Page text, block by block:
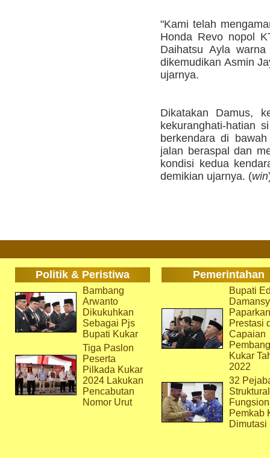
"Kami telah
Honda Revo nopol
Daihatsu Ayla
dikemudikan Asmin
ujarnya.
Dikatakan Damus,
kekuranghati-hatian
berkendara di
jalan beraspal dan
kondisi kedua
demikian ujarnya. (win
Politik & Peristiwa Pemerintahan
Bambang
Arwanto
Dikukuhkan
Sebagai Pjs
Bupati Kukar
Tiga Paslon
Peserta
Pilkada Kukar
2024 Lakukan
Pencabutan
Nomor Urut
Bupati
Paparkan
Prestasi
Capaian
Kukar
2022
32
Pemkab
Dimutasi